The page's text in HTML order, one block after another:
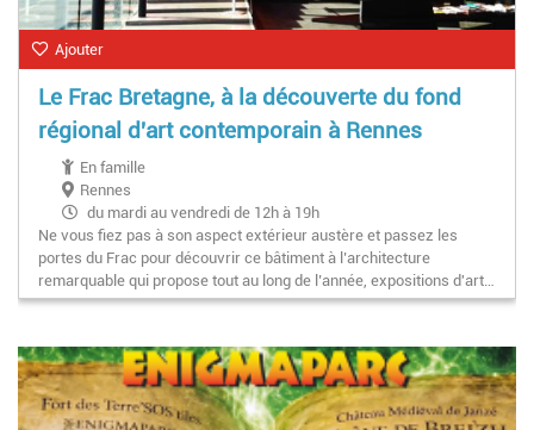
Ajouter
Le Frac Bretagne, à la découverte du fond
régional d'art contemporain à Rennes
En famille
Rennes
du mardi au vendredi de 12h à 19h
Ne vous fiez pas à son aspect extérieur austère et passez les
portes du Frac pour découvrir ce bâtiment à l’architecture
remarquable qui propose tout au long de l’année, expositions d'art…